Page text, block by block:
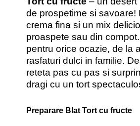
de prospetime si savoare!
crema fina si un mix
proaspete sau din
pentru orice ocazie, de la
rasfaturi dulci in familie.
reteta pas cu pas si
dragi cu un tort
Preparare Blat Tort cu fructe